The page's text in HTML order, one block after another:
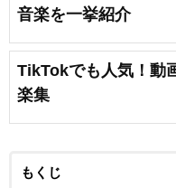
音楽を一挙紹介
TikTokでも人気！動
楽集
もくじ